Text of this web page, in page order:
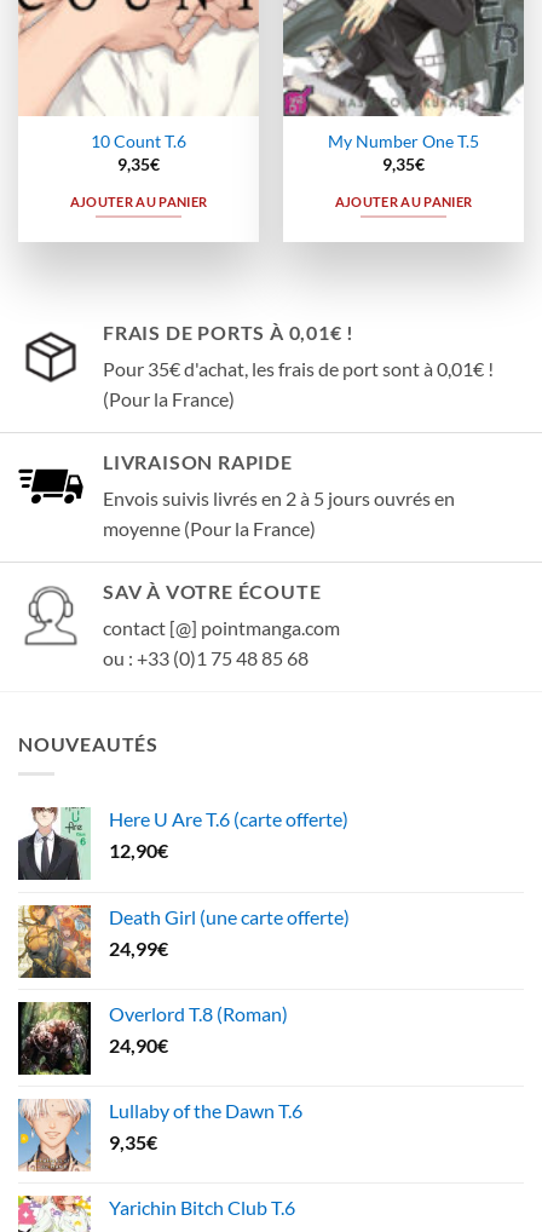
10 Count T.6
9,35€
AJOUTER AU PANIER
My Number One T.5
9,35€
AJOUTER AU PANIER
FRAIS DE PORTS À 0,01€ !
Pour 35€ d'achat, les frais de port sont à 0,01€ !
(Pour la France)
LIVRAISON RAPIDE
Envois suivis livrés en 2 à 5 jours ouvrés en
moyenne (Pour la France)
SAV À VOTRE ÉCOUTE
contact [@] pointmanga.com
ou : +33 (0)1 75 48 85 68
NOUVEAUTÉS
Here U Are T.6 (carte offerte)
12,90€
Death Girl (une carte offerte)
24,99€
Overlord T.8 (Roman)
24,90€
Lullaby of the Dawn T.6
9,35€
Yarichin Bitch Club T.6